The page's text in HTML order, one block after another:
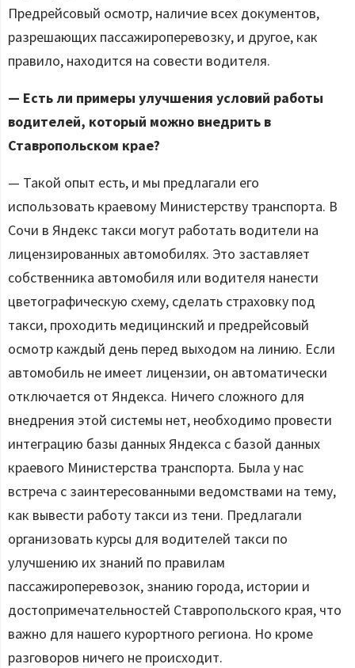
Предрейсовый осмотр, наличие всех документов,
разрешающих пассажироперевозку, и другое, как
правило, находится на совести водителя.
— Есть ли примеры улучшения условий работы
водителей, который можно внедрить в
Ставропольском крае?
— Такой опыт есть, и мы предлагали его
использовать краевому Министерству транспорта. В
Сочи в Яндекс такси могут работать водители на
лицензированных автомобилях. Это заставляет
собственника автомобиля или водителя нанести
цветографическую схему, сделать страховку под
такси, проходить медицинский и предрейсовый
осмотр каждый день перед выходом на линию. Если
автомобиль не имеет лицензии, он автоматически
отключается от Яндекса. Ничего сложного для
внедрения этой системы нет, необходимо провести
интеграцию базы данных Яндекса с базой данных
краевого Министерства транспорта. Была у нас
встреча с заинтересованными ведомствами на тему,
как вывести работу такси из тени. Предлагали
организовать курсы для водителей такси по
улучшению их знаний по правилам
пассажироперевозок, знанию города, истории и
достопримечательностей Ставропольского края, что
важно для нашего курортного региона. Но кроме
разговоров ничего не происходит.